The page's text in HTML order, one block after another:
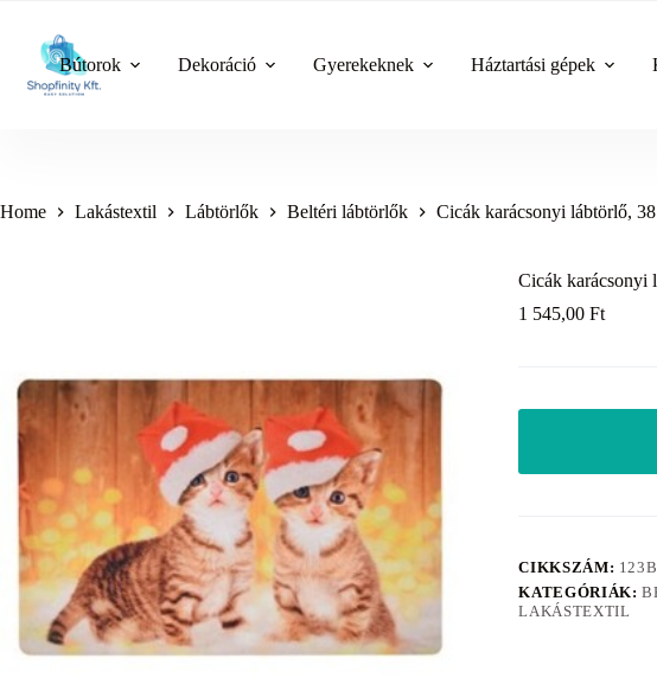
content
Bútorok Dekoráció Gyerekeknek Háztartási gépek
Home Lakástextil Lábtörlők Beltéri lábtörlők Cicák karácsonyi lábtörlő,
Cicák karácsonyi
1 545,00Ft
CIKKSZÁM:
KATEGÓRIÁK:
LAKÁSTEXTIL